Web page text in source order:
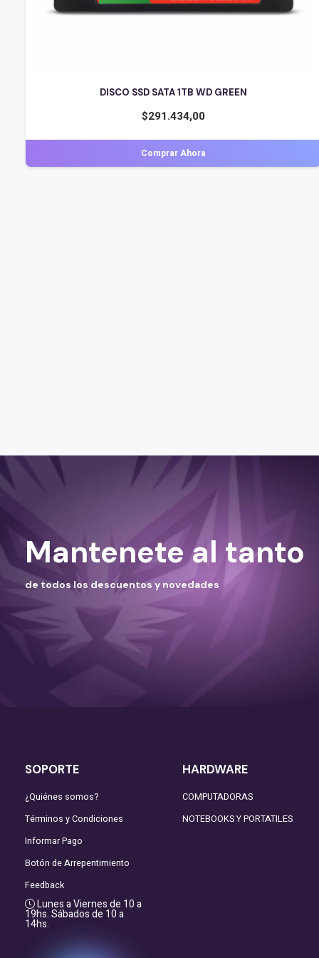
DISCO SSD PATRIOT P300 1TB M.2 2280 PCIE GEN3 X4
$255.163,00
Comprar Ahora
Mantenete al tanto
de todos los descuentos y novedades
SOPORTE
¿Quiénes somos?
Términos y Condiciones
Informar Pago
Botón de Arrepentimiento
Feedback
Lunes a Viernes de 10 a
19hs. Sábados de 10 a
14hs.
HARDWARE
COMPUTADORAS
NOTEBOOKS Y PORTATILES